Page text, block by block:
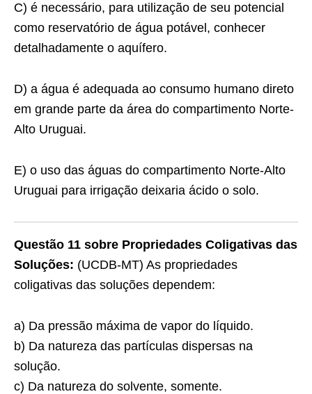
C) é necessário, para utilização de seu potencial
como reservatório de água potável, conhecer
detalhadamente o aquífero.
D) a água é adequada ao consumo humano direto
em grande parte da área do compartimento Norte-
Alto Uruguai.
E) o uso das águas do compartimento Norte-Alto
Uruguai para irrigação deixaria ácido o solo.
Questão 11 sobre Propriedades Coligativas das
Soluções: (UCDB-MT) As propriedades
coligativas das soluções dependem:
a) Da pressão máxima de vapor do líquido.
b) Da natureza das partículas dispersas na
solução.
c) Da natureza do solvente, somente.